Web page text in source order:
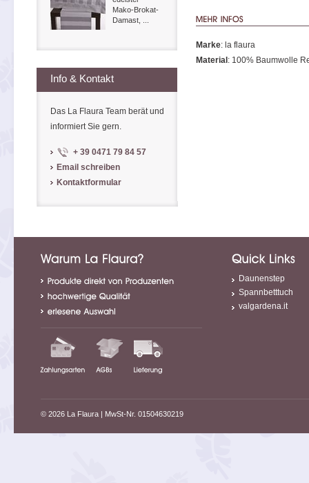
Marke: la flaura
Material : 100% Baumwolle
Mako-Brokat-
Damast, ...
Info & Kontakt
Das La Flaura Team berät und
informiert Sie gern.
+ 39 0471 79 84 57
Email schreiben
Kontaktformular
Daunenstep
Spannbetttuch
valgardena.it
© 2026 La Flaura| MwSt-Nr. 01504630219